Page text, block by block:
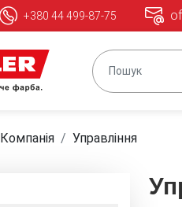
+380 44 499-87-75
Компанія Управління